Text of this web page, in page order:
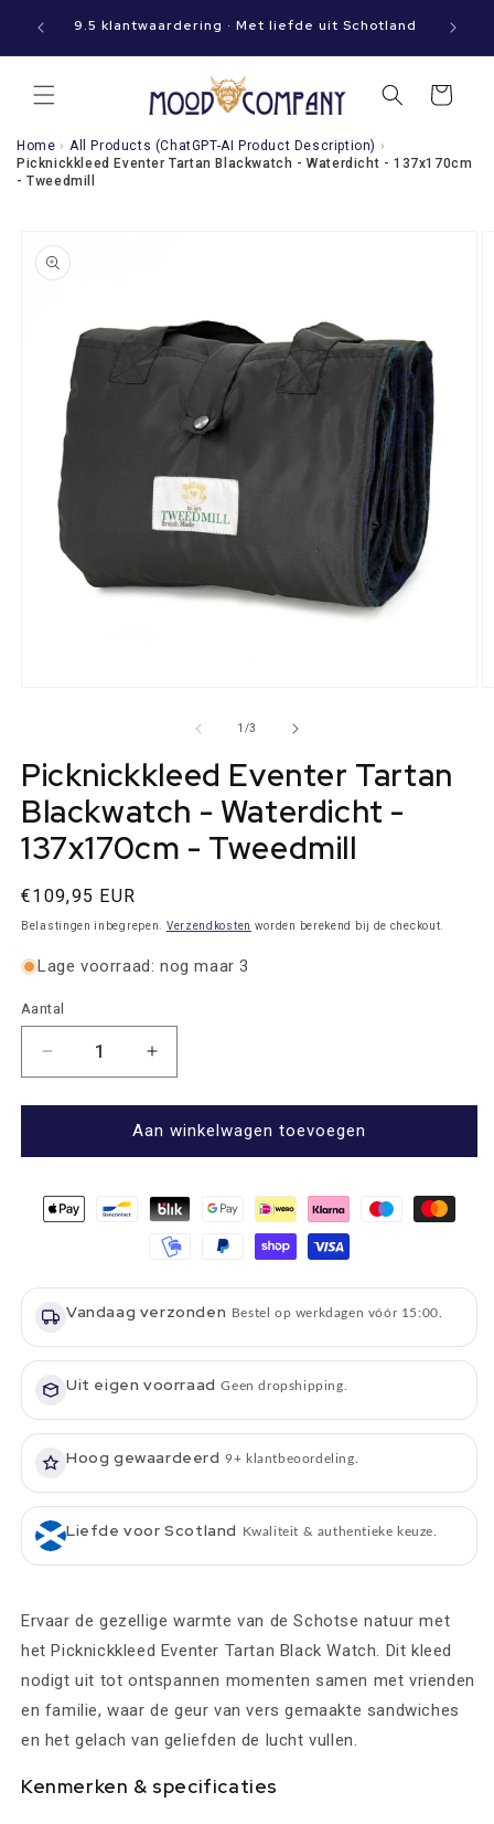
naar de
jouw 9.5 klantwaardering · Met liefde uit Schotland
Winkelwagen
Home › All Products (ChatGPT-AI Product Description) ›
Picknickkleed Eventer Tartan Blackwatch - Waterdicht - 137x170cm
- Tweedmill
modaal
1 /van
3
Picknickkleed Eventer Tartan
Blackwatch - Waterdicht -
137x170cm - Tweedmill
Normale
prijs
€109,95 EUR
Belastingen inbegrepen. Verzendkosten worden berekend bij de checkout.
Lage voorraad: nog maar 3
Aantal
Aantal
Aantal
verlagen
voor
Picknickkleed
Eventer
Blackwatch
-
137x170cm
-
Aantal
verhogen
voor
Picknickkleed
Eventer
Blackwatch
-
Waterdicht
137x170cm
-
Aan winkelwagen toevoegen
Vandaag verzonden Bestel op werkdagen vóór 15:00.
Uit eigen voorraad Geen dropshipping.
Hoog gewaardeerd 9+ klantbeoordeling.
Liefde voor Scotland Kwaliteit & authentieke keuze.
Ervaar de gezellige warmte van de Schotse natuur met
het Picknickkleed Eventer Tartan Black Watch. Dit kleed
nodigt uit tot ontspannen momenten samen met vrienden
en familie, waar de geur van vers gemaakte sandwiches
en het gelach van geliefden de lucht vullen.
Kenmerken & specificaties